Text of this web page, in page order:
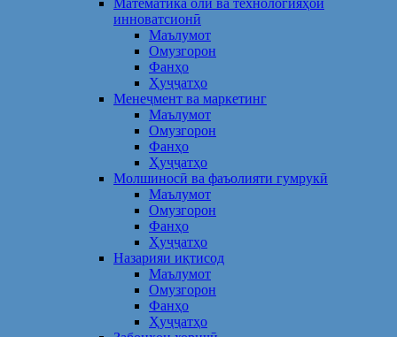
Математика олӣ ва технологияҳои
инноватсионӣ
Маълумот
Омузгорон
Фанҳо
Ҳуҷҷатҳо
Менеҷмент ва маркетинг
Маълумот
Омузгорон
Фанҳо
Ҳуҷҷатҳо
Молшиносӣ ва фаъолияти гумрукӣ
Маълумот
Омузгорон
Фанҳо
Ҳуҷҷатҳо
Назарияи иқтисод
Маълумот
Омузгорон
Фанҳо
Ҳуҷҷатҳо